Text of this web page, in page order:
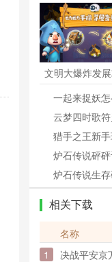
文明大爆炸发
资源人口分配
一起来捉妖
云梦四时歌
猎手之王新
炉石传说砰
划冒险模式全
炉石传说生
相关下载
名称
1
决战平安京